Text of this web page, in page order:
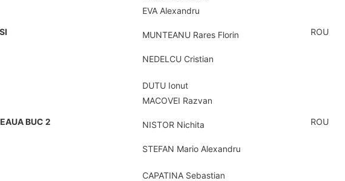
EVA Alexandru
MUNTEANU Rares Florin
NEDELCU Cristian
ROU
BUC 2
DUTU Ionut
MACOVEI Razvan
NISTOR Nichita
STEFAN Mario Alexandru
ROU
CAPATINA Sebastian